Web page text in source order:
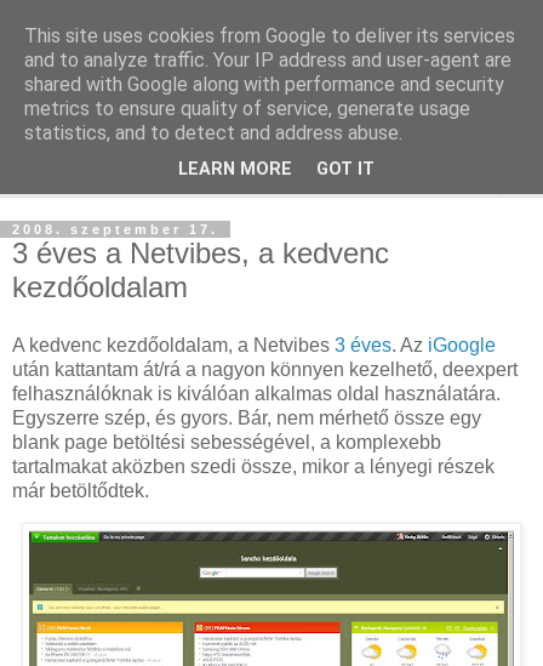
blog.sancho.hu
Egy techember blogja a mindennapok kütyüiről...
2008. szeptember 17.
3 éves a Netvibes, a kedvenc
kezdőoldalam
A kedvenc kezdőoldalam, a Netvibes 3 éves. Az iGoogle
után kattantam át/rá a nagyon könnyen kezelhető, deexpert
felhasználóknak is kiválóan alkalmas oldal használatára.
Egyszerre szép, és gyors. Bár, nem mérhető össze egy
blank page betöltési sebességével, a komplexebb
tartalmakat aközben szedi össze, mikor a lényegi részek
már betöltődtek.
This site uses cookies from Google to deliver its services
and to analyze traffic. Your IP address and user-agent are
shared with Google along with performance and security
metrics to ensure quality of service, generate usage
statistics, and to detect and address abuse.
LEARN MORE GOT IT